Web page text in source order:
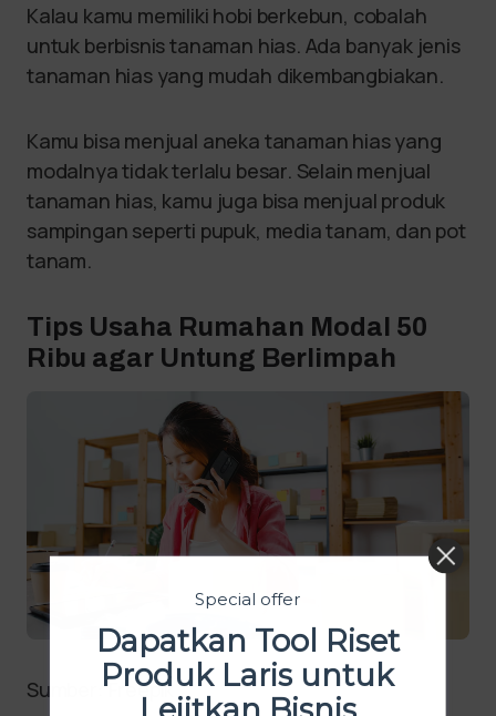
Kalau kamu memiliki hobi berkebun, cobalah
untuk berbisnis tanaman hias. Ada banyak jenis
tanaman hias yang mudah dikembangbiakan.
Kamu bisa menjual aneka tanaman hias yang
modalnya tidak terlalu besar. Selain menjual
tanaman hias, kamu juga bisa menjual produk
sampingan seperti pupuk, media tanam, dan pot
tanam.
Tips Usaha Rumahan Modal 50
Ribu agar Untung Berlimpah
Sumber: Freepik
Special offer
Dapatkan Tool Riset
Produk Laris untuk